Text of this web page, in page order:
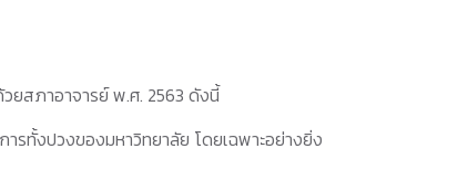
ยสภาอาจารย์ พ.ศ. 2563 ดังนี้
ารทั้งปวงของมหาวิทยาลัย โดยเฉพาะอย่างยิ่ง